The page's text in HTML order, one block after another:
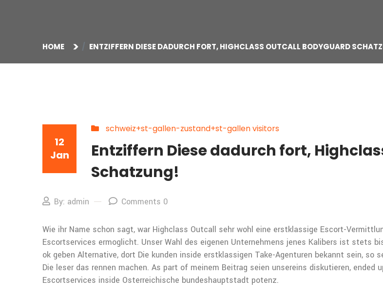
HOME ENTZIFFERN DIESE DADURCH FORT, HIGHCLASS OUTCALL BODYGUARD
12
Jan
schweiz+st-gallen-zustand+st-gallen visitors
Entziffern Diese dadurch fort,
Schatzung!
By: admin Comments 0
Wie ihr Name schon sagt, war Highclass Outcall sehr wohl eine erstklassige Escort-
Escortservices ermoglicht. Unser Wahl des eigenen Unternehmens jenes Kalibers ist stets
ok geben Alternative, dort Die kunden inside erstklassigen Take-Agenturen bekannt sein, so
Die leser das rennen machen. As part of meinem Beitrag seien unsereins diskutieren, ended
Escortservices inside Osterreichische bundeshauptstadt potenz.